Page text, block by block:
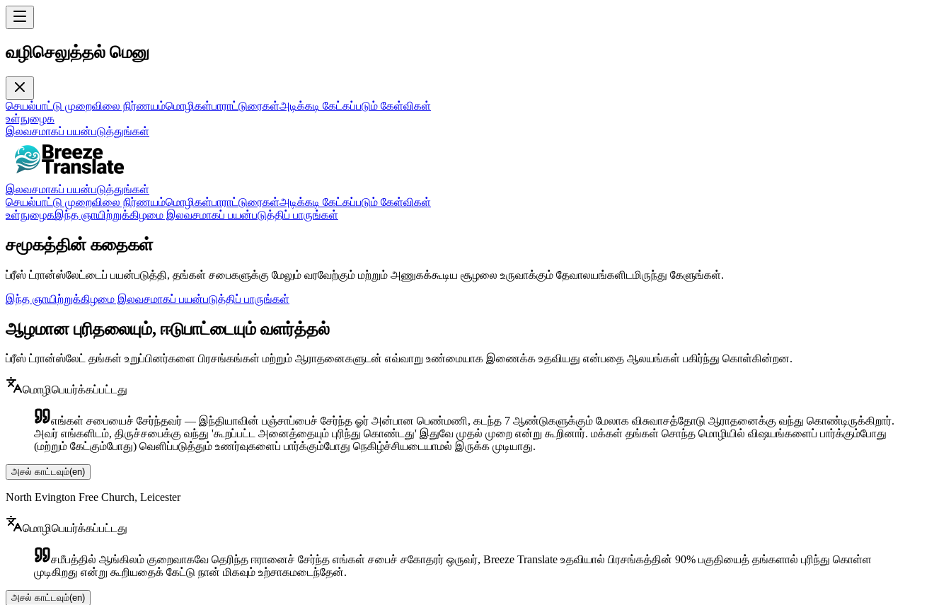
வழிசெலுத்தல் மெனு
செயல்பாட்டு முறைவிலை நிர்ணயம்மொழிகள்பாராட்டுரைகள்அடிக்கடி கேட்கப்படும் கேள்விகள்
உள்நுழைக
இலவசமாகப் பயன்படுத்துங்கள்
இலவசமாகப் பயன்படுத்துங்கள்
செயல்பாட்டு முறைவிலை நிர்ணயம்மொழிகள்பாராட்டுரைகள்அடிக்கடி கேட்கப்படும் கேள்விகள்
உள்நுழைகஇந்த ஞாயிற்றுக்கிழமை இலவசமாகப் பயன்படுத்திப் பாருங்கள்
சமூகத்தின் கதைகள்
ப்ரீஸ் ட்ரான்ஸ்லேட்டைப் பயன்படுத்தி, தங்கள் சபைகளுக்கு மேலும் வரவேற்கும் மற்றும் அணுகக்கூடிய சூழலை உருவாக்கும் தேவாலயங்களிடமிருந்து கேளுங்கள்.
இந்த ஞாயிற்றுக்கிழமை இலவசமாகப் பயன்படுத்திப் பாருங்கள்
ஆழமான புரிதலையும், ஈடுபாட்டையும் வளர்த்தல்
ப்ரீஸ் ட்ரான்ஸ்லேட் தங்கள் உறுப்பினர்களை பிரசங்கங்கள் மற்றும் ஆராதனைகளுடன் எவ்வாறு உண்மையாக இணைக்க உதவியது என்பதை ஆலயங்கள் பகிர்ந்து கொள்கின்றன.
மொழிபெயர்க்கப்பட்டது
எங்கள் சபையைச் சேர்ந்தவர் — இந்தியாவின் பஞ்சாப்பைச் சேர்ந்த ஓர் அன்பான பெண்மணி, கடந்த 7 ஆண்டுகளுக்கும் மேலாக விசுவாசத்தோடு ஆராதனைக்கு வந்து கொண்டிருக்கிறார்.
அவர் எங்களிடம், திருச்சபைக்கு வந்து 'கூறப்பட்ட அனைத்தையும் புரிந்து கொண்டது' இதுவே முதல் முறை என்று கூறினார். மக்கள் தங்கள் சொந்த மொழியில் விஷயங்களைப் பார்க்கும்போது
(மற்றும் கேட்கும்போது) வெளிப்படுத்தும் உணர்வுகளைப் பார்க்கும்போது நெகிழ்ச்சியடையாமல் இருக்க முடியாது.
அசல் காட்டவும்(en)
North Evington Free Church, Leicester
மொழிபெயர்க்கப்பட்டது
சமீபத்தில் ஆங்கிலம் குறைவாகவே தெரிந்த ஈரானைச் சேர்ந்த எங்கள் சபைச் சகோதரர் ஒருவர், Breeze Translate உதவியால் பிரசங்கத்தின் 90% பகுதியைத் தங்களால் புரிந்து கொள்ள
முடிகிறது என்று கூறியதைக் கேட்டு நான் மிகவும் உற்சாகமடைந்தேன்.
அசல் காட்டவும்(en)